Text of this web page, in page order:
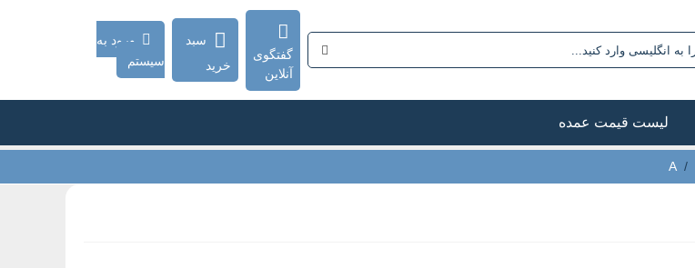
گفتگوی
آنلاین
سبد
خرید
ورود به
سیستم
لیست قیمت عمده
/